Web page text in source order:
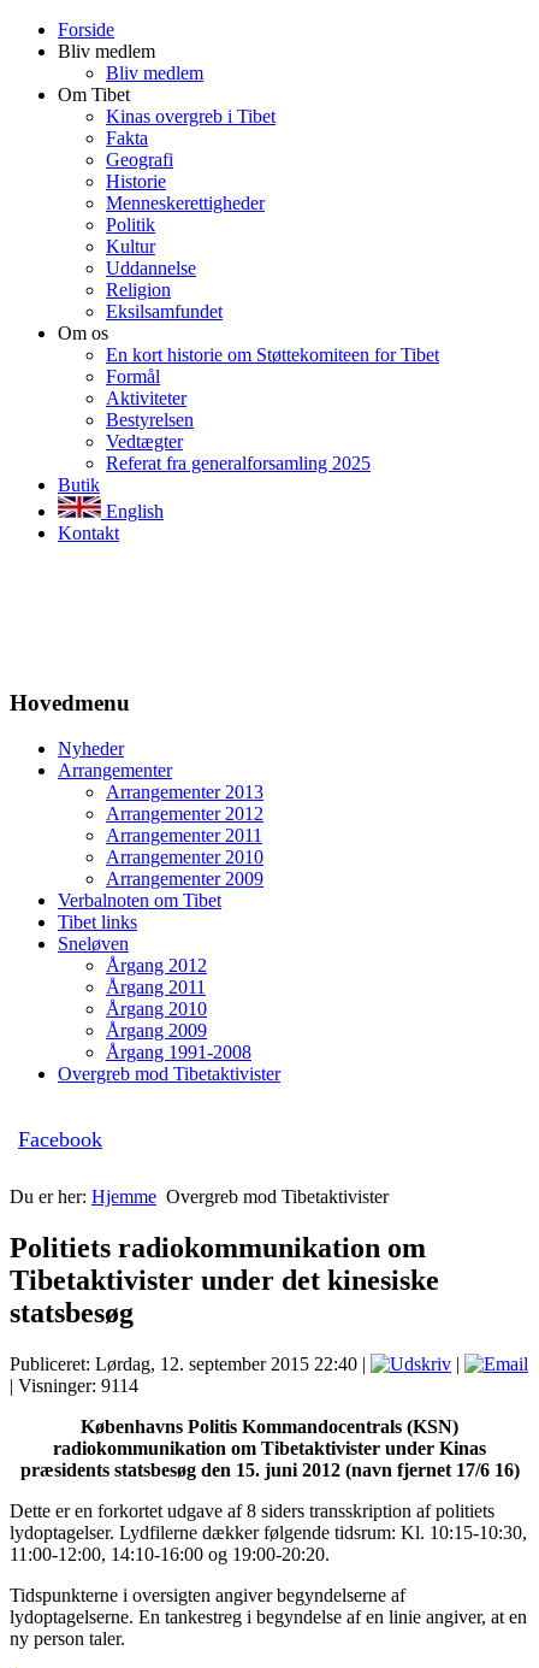
Forside
Bliv medlem
Bliv medlem
Om Tibet
Kinas overgreb i Tibet
Fakta
Geografi
Historie
Menneskerettigheder
Politik
Kultur
Uddannelse
Religion
Eksilsamfundet
Om os
En kort historie om Støttekomiteen for Tibet
Formål
Aktiviteter
Bestyrelsen
Vedtægter
Referat fra generalforsamling 2025
Butik
English
Kontakt
Hovedmenu
Nyheder
Arrangementer
Arrangementer 2013
Arrangementer 2012
Arrangementer 2011
Arrangementer 2010
Arrangementer 2009
Verbalnoten om Tibet
Tibet links
Sneløven
Årgang 2012
Årgang 2011
Årgang 2010
Årgang 2009
Årgang 1991-2008
Overgreb mod Tibetaktivister
Facebook
Du er her: Hjemme Overgreb mod Tibetaktivister
Politiets radiokommunikation om
Tibetaktivister under det kinesiske
statsbesøg
Publiceret: Lørdag, 12. september 2015 22:40 |
|
| Visninger: 9114
Københavns Politis Kommandocentrals (KSN)
radiokommunikation om Tibetaktivister under Kinas
præsidents statsbesøg den 15. juni 2012 (navn fjernet 17/6 16)
Dette er en forkortet udgave af 8 siders transskription af politiets
lydoptagelser. Lydfilerne dækker følgende tidsrum: Kl. 10:15-10:30,
11:00-12:00, 14:10-16:00 og 19:00-20:20.
Tidspunkterne i oversigten angiver begyndelserne af
lydoptagelserne. En tankestreg i begyndelse af en linie angiver, at en
ny person taler.